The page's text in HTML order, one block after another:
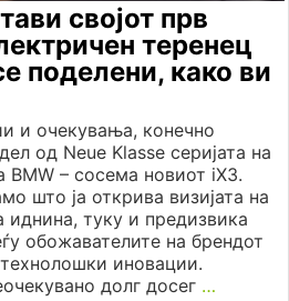
својот прв
теренец
поделени, како ви
и очекувања, конечно
од Neue Klasse серијата на
BMW – сосема новиот iX3.
што ја открива визијата на
иднина, туку и предизвика
обожавателите на брендот
иновации.
долг досег …